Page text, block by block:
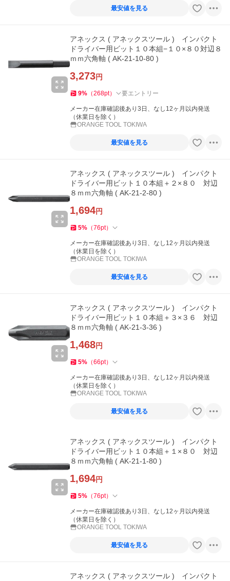
最安値を見る
アネックス ( アネックスツール ) インパクト
ドライバー用ビット１０本組−１０×８０対辺８
ｍｍ六角軸 ( AK-21-10-80 )
3,273円
9% （268pt） 要エントリー
メーカー在庫確認後あり3日、なし12ヶ月以内発送
（休業日を除く）
ORANGE TOOL TOKIWA
最安値を見る
アネックス ( アネックスツール ) インパクト
ドライバー用ビット１０本組＋２×８０ 対辺
８ｍｍ六角軸 ( AK-21-2-80 )
1,694円
5% （76pt）
メーカー在庫確認後あり3日、なし12ヶ月以内発送
（休業日を除く）
ORANGE TOOL TOKIWA
最安値を見る
アネックス ( アネックスツール ) インパクト
ドライバー用ビット１０本組＋３×３６ 対辺
８ｍｍ六角軸 ( AK-21-3-36 )
1,468円
5% （66pt）
メーカー在庫確認後あり3日、なし12ヶ月以内発送
（休業日を除く）
ORANGE TOOL TOKIWA
最安値を見る
アネックス ( アネックスツール ) インパクト
ドライバー用ビット１０本組＋１×８０ 対辺
８ｍｍ六角軸 ( AK-21-1-80 )
1,694円
5% （76pt）
メーカー在庫確認後あり3日、なし12ヶ月以内発送
（休業日を除く）
ORANGE TOOL TOKIWA
最安値を見る
アネックス ( アネックスツール ) インパクト